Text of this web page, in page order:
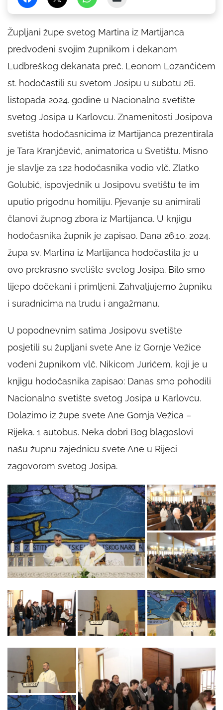
Župljani župe svetog Martina iz Martijanca
predvođeni svojim župnikom i dekanom
Ludbreškog dekanata preč. Leonom Lozančićem
st. hodočastili su svetom Josipu u subotu 26.
listopada 2024. godine u Nacionalno svetište
svetog Josipa u Karlovcu. Znamenitosti Josipova
svetišta hodočasnicima iz Martijanca prezentirala
je Tara Kranjčević, animatorica u Svetištu. Misno
je slavlje za 122 hodočasnika vodio vlč. Zlatko
Golubić, ispovjednik u Josipovu svetištu te im
uputio prigodnu homiliju. Pjevanje su animirali
članovi župnog zbora iz Martijanca. U knjigu
hodočasnika župnik je zapisao. Dana 26.10. 2024.
župa sv. Martina iz Martijanca hodočastila je u
ovo prekrasno svetište svetog Josipa. Bilo smo
lijepo dočekani i primljeni. Zahvaljujemo župniku
i suradnicima na trudu i angažmanu.
U popodnevnim satima Josipovu svetište
posjetili su župljani svete Ane iz Gornje Vežice
vođeni župnikom vlč. Nikicom Jurićem, koji je u
knjigu hodočasnika zapisao: Danas smo pohodili
Nacionalno svetište svetog Josipa u Karlovcu.
Dolazimo iz župe svete Ane Gornja Vežica –
Rijeka. 1 autobus. Neka dobri Bog blagoslovi
našu župnu zajednicu svete Ane u Rijeci
zagovorom svetog Josipa.